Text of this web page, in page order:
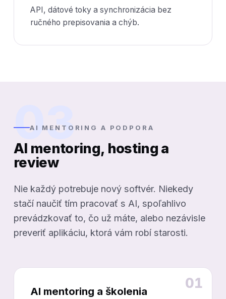
API, dátové toky a synchronizácia bez
ručného prepisovania a chýb.
03
AI MENTORING A PODPORA
AI mentoring, hosting a
review
Nie každý potrebuje nový softvér. Niekedy
stačí naučiť tím pracovať s AI, spoľahlivo
prevádzkovať to, čo už máte, alebo nezávisle
preveriť aplikáciu, ktorá vám robí starosti.
01
AI mentoring a školenia